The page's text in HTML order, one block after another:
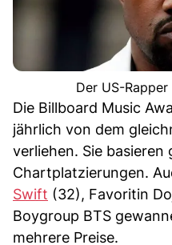
Der US-
Die Billboard Music
jährlich von dem
verliehen. Sie basieren
Chartplatzierungen.
Swift (32), Favoritin
Boygroup BTS
mehrere Preise.